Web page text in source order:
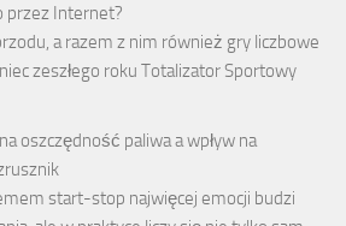
przez Internet?
a razem z nim również gry liczbowe
zeszłego roku Totalizator Sportowy
oszczędność paliwa a wpływ na
start-stop najwięcej emocji budzi